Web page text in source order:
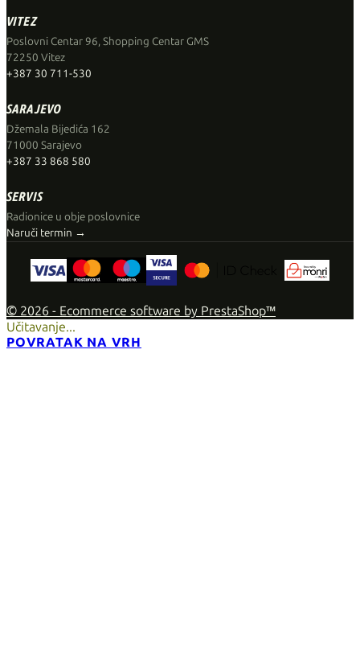
VITEZ
Poslovni Centar 96, Shopping Centar GMS
72250 Vitez
+387 30 711-530
SARAJEVO
Džemala Bijedića 162
71000 Sarajevo
+387 33 868 580
SERVIS
Radionice u obje poslovnice
Naruči termin →
© 2026 - Ecommerce software by PrestaShop™
Učitavanje...
POVRATAK NA VRH